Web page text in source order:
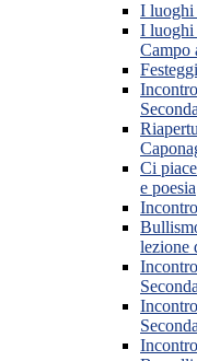
I luoghi
I luoghi
Campo
Ci
e poesia
lezione